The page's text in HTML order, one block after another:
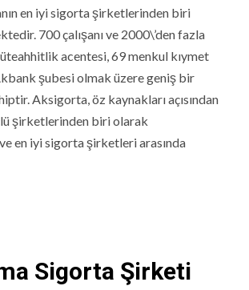
en iyi sigorta şirketlerinden biri
700 çalışanı ve 2000\’den fazla
acentesi, 69 menkul kıymet
şubesi olmak üzere geniş bir
Aksigorta, öz kaynakları açısından
şirketlerinden biri olarak
en iyi sigorta şirketleri arasında
Sigorta Şirketi